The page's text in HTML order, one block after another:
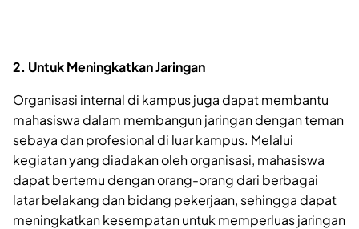
2. Untuk Meningkatkan Jaringan
Organisasi internal di kampus juga dapat membantu
mahasiswa dalam membangun jaringan dengan teman
sebaya dan profesional di luar kampus. Melalui
kegiatan yang diadakan oleh organisasi, mahasiswa
dapat bertemu dengan orang-orang dari berbagai
latar belakang dan bidang pekerjaan, sehingga dapat
meningkatkan kesempatan untuk memperluas jaringan